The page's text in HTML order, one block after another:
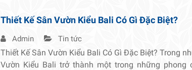
Thiết Kế Sân Vườn Kiểu Bali Có Gì Đặc Biệt?
Admin Tin tức
Thiết Kế Sân Vườn Kiểu Bali Có Gì Đặc Biệt? Trong
Vườn Kiểu Bali trở thành một trong những phong